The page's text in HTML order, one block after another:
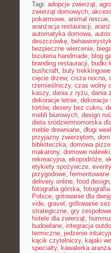
Tagi: adopcje zwierząt,
zwierząt domowych,
pokarmowe, animal rescue,
aranżacja restauracji,
automatyka domowa,
deszczówkę,
bezpieczne wiercenie,
bizuteria handmade, blog
branding restauracji, budki
bushcraft, buty trekkingowe
cięcie drzew, cisza nocna,
rzemieślniczy, czas wolny
kaszy, dania z ryżu, dania
dekoracje letnie, dekoracje
tortów, desery bez cukru,
mebli biurowych, design
dieta śródziemnomorska
meble drewniane, długi
przyjazny zwierzętom,
biblioteczka, domowa
makarony, domowe nalewki,
rekreacyjna, ekopodróże,
etykiety spożywcze,
przygodowe,
delivery online, food design,
fotografia górska,
Polsce, gotowanie dla
vide, gravel , grillowanie
strategiczne, gry zespołowe
hotele dla zwierząt,
budowlane, integracja
termiczne, jedzenie
kącik czytelniczy, kajaki
specialty, kawalerka